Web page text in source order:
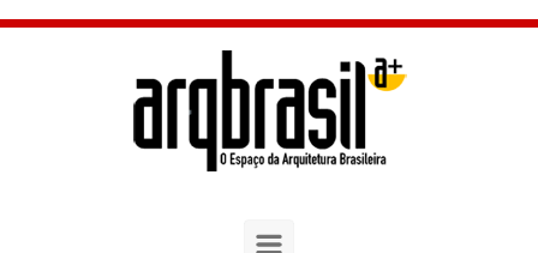
Skip to main content